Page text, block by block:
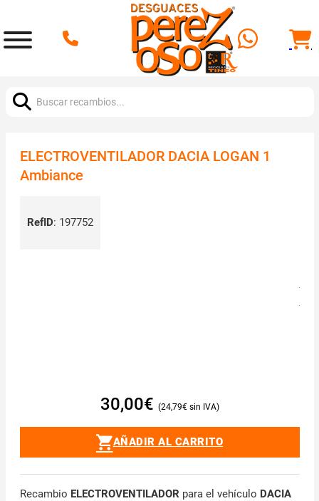
ELECTROVENTILADOR DACIA LOGAN 1
Ambiance
RefID: 197752
30,00€ 24,79€
AÑADIR AL CARRITO
Recambio ELECTROVENTILADOR para el vehículo DACIA